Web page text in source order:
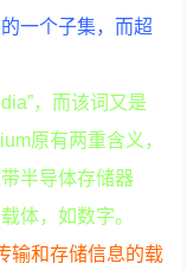
一个子集，而超
，而该词又是
原有两重含义，
半导体存储器
体，如数字。
输和存储信息的载